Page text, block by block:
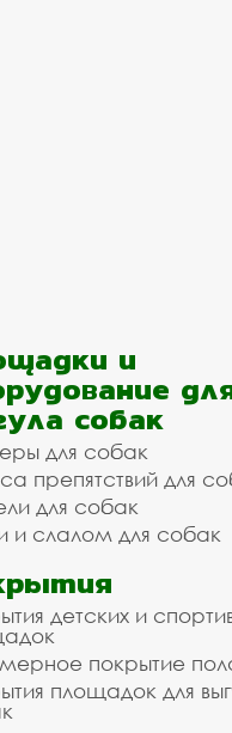
и
собак
для собак
препятствий для
для собак
и слалом для собак
детских и
покрытие
площадок для